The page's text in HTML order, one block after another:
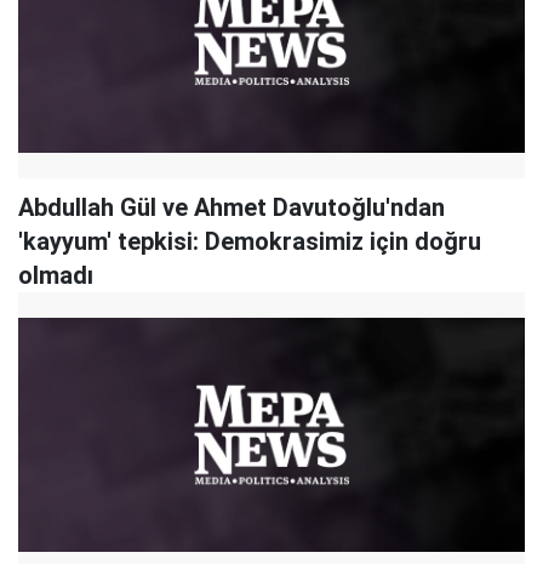
Abdullah Gül ve Ahmet Davutoğlu'ndan
'kayyum' tepkisi: Demokrasimiz için doğru
olmadı